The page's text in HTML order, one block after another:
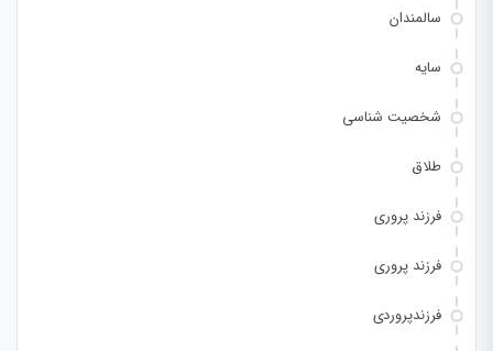
سالمندان
سایه
شخصیت شناسی
طلاق
فرزند پروری
فرزند پروری
فرزندپروردی